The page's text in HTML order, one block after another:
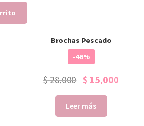
Brochas Pescado
-46%
$28,000 $ 15,000
Leer más